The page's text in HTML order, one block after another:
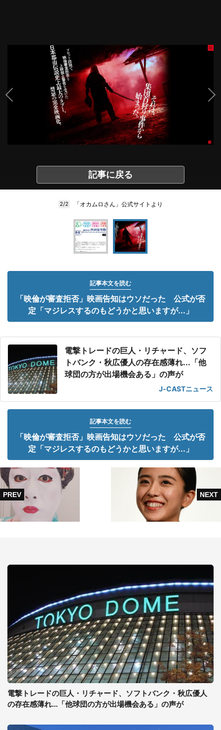
記事に戻る
2/2 「オカムロさん」公式サイトより
記事本文を読む
「映倫が審査拒否」映画告知はウソだった 公式が否
定「マジレスするのもどうかと思いますが...」
電撃トレードの巨人・リチャード、ソフ
トバンク・秋広優人の存在感薄れ...「他
球団の方が出場機会ある」の声が
J-CASTニュース
記事本文を読む
「映倫が審査拒否」映画告知はウソだった 公式が否
定「マジレスするのもどうかと思いますが...」
電撃トレードの巨人・リチャード、ソフトバンク・秋広優人
の存在感薄れ...「他球団の方が出場機会ある」の声が